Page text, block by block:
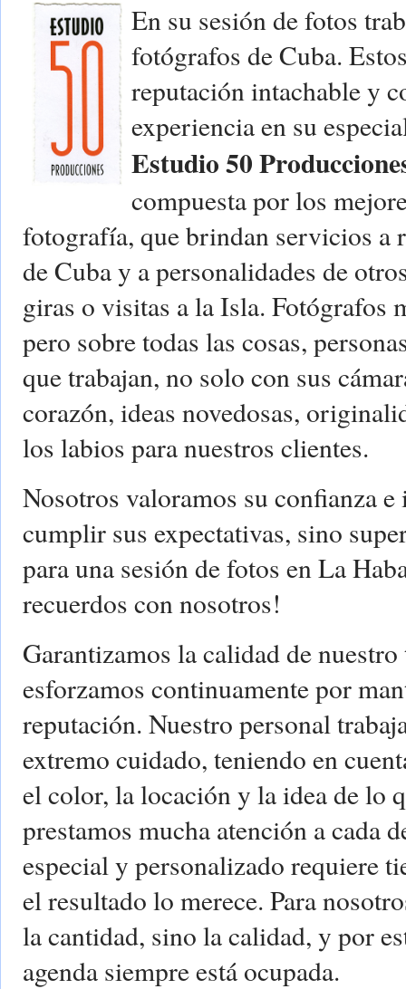
En su sesión de fotos
fotógrafos de Cuba.
reputación intachable y
experiencia en su
Estudio 50
compuesta por los
fotografía, que brindan servicios a
de Cuba y a personalidades de
giras o visitas a la Isla. Fotógrafos
pero sobre todas las cosas,
que trabajan, no solo con sus
corazón, ideas novedosas,
los labios para nuestros clientes.
Nosotros valoramos su confianza
cumplir sus expectativas, sino
para una sesión de fotos en La
recuerdos con nosotros!
Garantizamos la calidad de
esforzamos continuamente por
reputación. Nuestro personal
extremo cuidado, teniendo en
el color, la locación y la idea de lo
prestamos mucha atención a cada
especial y personalizado requiere
el resultado lo merece. Para
la cantidad, sino la calidad, y por
agenda siempre está ocupada.